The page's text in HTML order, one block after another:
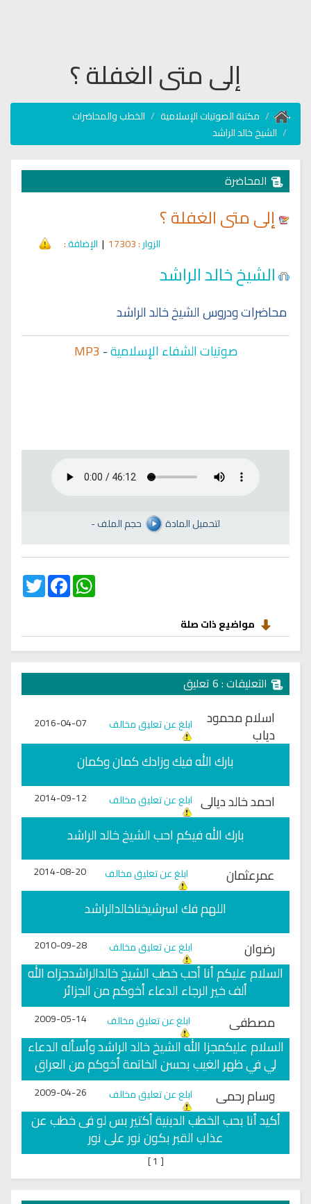
إلى متى الغفلة ؟
مكتبة الصوتيات الإسلامية
الخطب والمحاضرات
الشيخ خالد الراشد
المحاضرة
إلى متى الغفلة ؟
الزوار: 17303
| الإضافة:
الشيخ خالد الراشد
محاضرات ودروس الشيخ خالد الراشد
صوتيات الشفاء الإسلامية-
MP3
- لتحميل المادة حجم الملف
Twitter
FacebookWhatsApp
مواضيع ذات صلة
التعليقات : 6 تعليق
اسلام محمود
دياب ابلغ عن تعليق مخالف 2016-04-07
بارك الله فيك وزادك كمان وكمان
احمد خالد ديالى ابلغ عن تعليق مخالف 2014-09-12
بارك الله فيكم احب الشيخ خالد الراشد
عمرعثمان
ابلغ عن تعليق مخالف 2014-08-20
اللهم فك اسرشيخناخالدالراشد
رضوان
ابلغ عن تعليق مخالف 2010-09-28
السلام عليكم أنا أحب خطب الشيخ خالدالراشدجزاه الله
ألف خير الرجاء الدعاء أخوكم من الجزائر
مصطفى
ابلغ عن تعليق مخالف 2009-05-14
السلام عليكمجزا الله الشيخ خالد الراشد وأسأله الدعاء
لي في ظهر الغيب بحسن الخاتمة أخوكم من العراق
وسام رحمى
ابلغ عن تعليق مخالف 2009-04-26
أكيد أنا بحب الخطب الدينية أكتير بس لو فى خطب عن
عذاب القبر بكون نور على نور
[
]